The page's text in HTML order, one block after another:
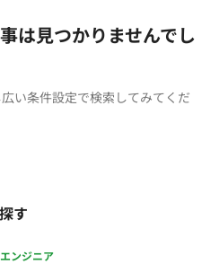
は見つかりませんでし
い条件設定で検索してみてくだ
す
ンジニア